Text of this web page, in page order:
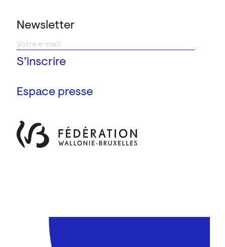
Newsletter
Espace presse